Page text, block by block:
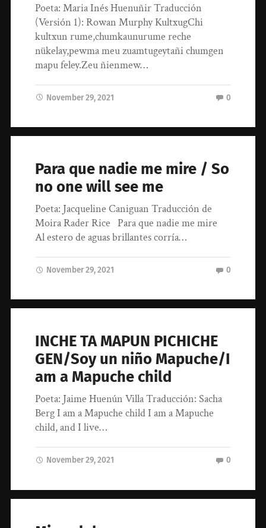
Poeta: Maria Inés Huenuñir Traducción
(Versión 1): Rowan Murphy KultxugChi
kultxun rume,chumkaunurume reche
nükelay,pewma meu zuamtugeytañi chumgen
mapu feley.Zeu ñienmew…
November 29, 2021 0
Para que nadie me mire / So
no one will see me
Poeta: Jacqueline Caniguan Traducción de
Moira Rader Rice Para que nadie me mire
Al estero de aguas brillantes corría…
November 29, 2021 0
INCHE TA MAPUN PICHICHE
GEN/Soy un niño Mapuche/I
am a Mapuche child
Poeta: Jaime Huenún Villa Traducción: Sacha
Berg I am a Mapuche child I am a Mapuche
child, and I live…
November 29, 2021 0